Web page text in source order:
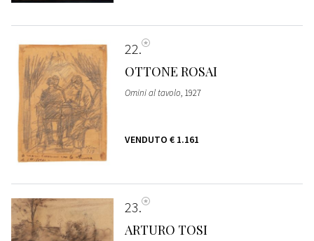
22
OTTONE ROSAI
Omini al tavolo, 1927
VENDUTO € 1.161
23
ARTURO TOSI